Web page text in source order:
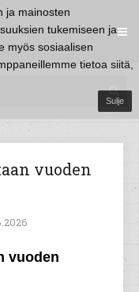
ja mainosten
tukemiseen ja
myös sosiaalisen
tietoa siitä,
Sulje
vuoden
vuoden